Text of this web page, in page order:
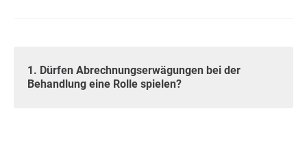
1. Dürfen Abrechnungserwägungen bei der
Behandlung eine Rolle spielen?